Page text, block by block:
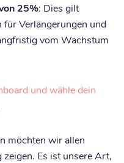
25%: Dies gilt
Verlängerungen und
vom Wachstum
und wähle dein
möchten wir allen
Es ist unsere Art,